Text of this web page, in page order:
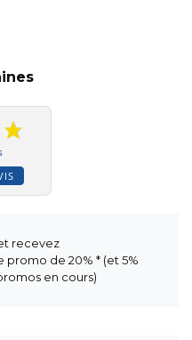
recevez
de 20% * (et 5%
en cours)